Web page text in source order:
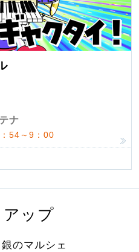
ナ
54～9：00
アップ
銀のマルシェ